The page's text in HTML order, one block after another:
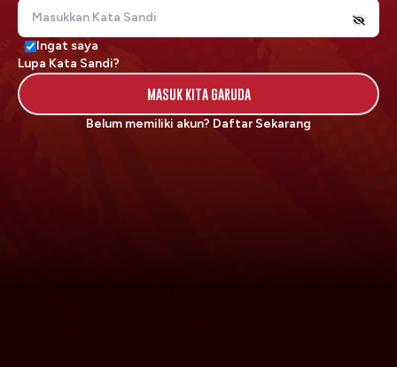
Ingat saya
Lupa Kata Sandi?
MASUK KITA GARUDA
Belum memiliki akun? Daftar Sekarang